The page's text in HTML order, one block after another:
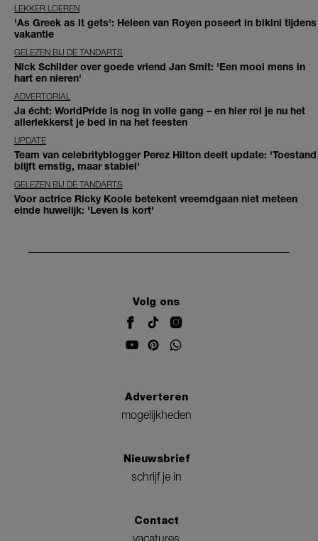
LEKKER LOEREN
'As Greek as it gets': Heleen van Royen poseert in bikini tijdens
vakantie
GELEZEN BIJ DE TANDARTS
Nick Schilder over goede vriend Jan Smit: 'Een mooi mens in
hart en nieren'
ADVERTORIAL
Ja écht: WorldPride is nog in volle gang – en hier rol je nu het
allerlekkerst je bed in na het feesten
UPDATE
Team van celebrityblogger Perez Hilton deelt update: 'Toestand
blijft ernstig, maar stabiel'
GELEZEN BIJ DE TANDARTS
Voor actrice Ricky Koole betekent vreemdgaan niet meteen
einde huwelijk: 'Leven is kort'
Volg ons
Adverteren
mogelijkheden
Nieuwsbrief
schrijf je in
Contact
vacatures